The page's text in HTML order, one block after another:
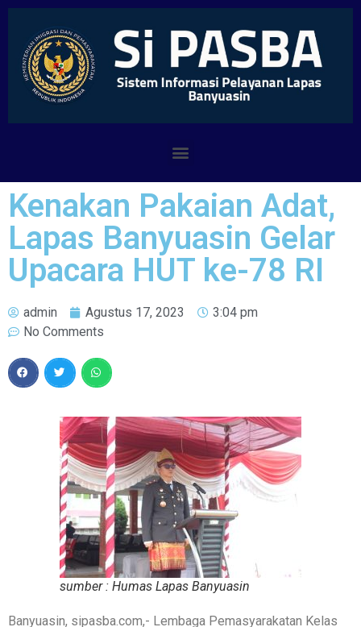
Kenakan Pakaian Adat,
Lapas Banyuasin Gelar
Upacara HUT ke-78 RI
admin Agustus 17, 2023
3:04 pm
No Comments
sumber : Humas Lapas Banyuasin
Banyuasin, sipasba.com,- Lembaga Pemasyarakatan Kelas